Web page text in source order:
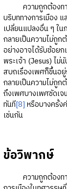
ความถูกต้องทาง
บริบททางการเมือง
เปลี่ยนแปลงอื่น ๆ ใ
กลายเป็นความไม่ถูก
อย่างอาจได้รับข้อยก
พระเจ้า (Jesus) ไม่
สบถเรื่องเพศก็ขึ้นอ
กลายเป็นความไม่ถูก
ถึงเพศบางเพศชัดเจ
ทันที[8] หรือบางครั้ง
เช่นกัน
ข้อวิพากษ์
ความถูกต้องทาง